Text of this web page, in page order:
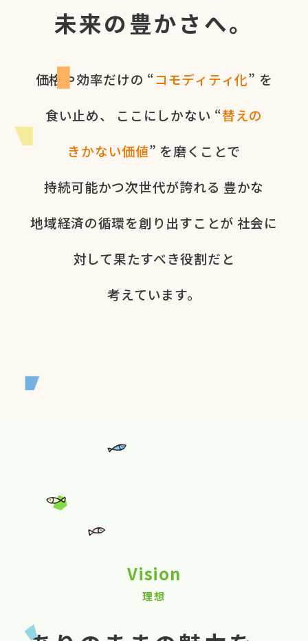
未来の豊かさへ。
価格や​効率だけの​ “コモディティ化” を​
食い​止め、
ここに​しかない​ “替えの​
きかない​価値” を​磨く​ことで
持続可能かつ次世代が​誇れる 豊かな​
地域経済の​循環を​創り出すことが 社会に​
対して​果た​すべき役割だと​
考えています。​
Vision
理想